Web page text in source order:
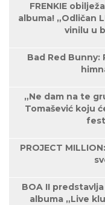
FRENKIE
albuma! „Odličan
vinilu u
Bad Red Bunny:
„Ne dam na te
Tomašević koju
PROJECT
BOA II
albuma „Live